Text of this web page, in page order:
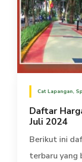
Cat Lapangan,
Daftar
Juli 2024
Berikut ini
terbaru yang